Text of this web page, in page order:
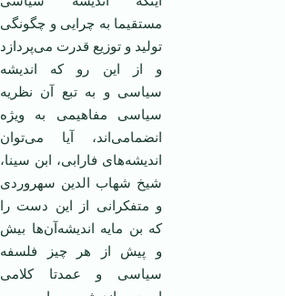
مستقیما به چرایی و چگونگی
تولید و توزیع قدرت می‌پردازد
و از این رو که اندیشه
سیاسی و به تبع آن نظریه
سیاسی مفاهیمی به ویژه
انضمامی‌اند، آیا می‌توان
اندیشه‌های فارابی، ابن سینا،
شیخ شهاب الدین سهروردی
و متفکرانی از این دست را
که بن مایه اندیشه‌آن‌ها بیش
و پیش از هر چیز فلسفه
سیاسی و عمدتا کلامی